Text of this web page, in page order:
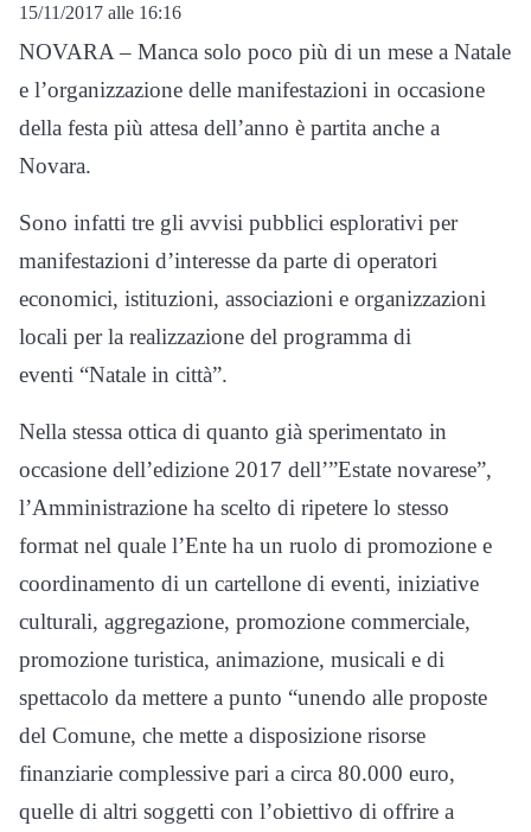
15/11/2017 alle 16:16
NOVARA – Manca solo poco più di un mese a Natale
e l’organizzazione delle manifestazioni in occasione
della festa più attesa dell’anno è partita anche a
Novara.
Sono infatti tre gli avvisi pubblici esplorativi per
manifestazioni d’interesse da parte di operatori
economici, istituzioni, associazioni e organizzazioni
locali per la realizzazione del programma di
eventi “Natale in città”.
Nella stessa ottica di quanto già sperimentato in
occasione dell’edizione 2017 dell’”Estate novarese”,
l’Amministrazione ha scelto di ripetere lo stesso
format nel quale l’Ente ha un ruolo di promozione e
coordinamento di un cartellone di eventi, iniziative
culturali, aggregazione, promozione commerciale,
promozione turistica, animazione, musicali e di
spettacolo da mettere a punto “unendo alle proposte
del Comune, che mette a disposizione risorse
finanziarie complessive pari a circa 80.000 euro,
quelle di altri soggetti con l’obiettivo di offrire a